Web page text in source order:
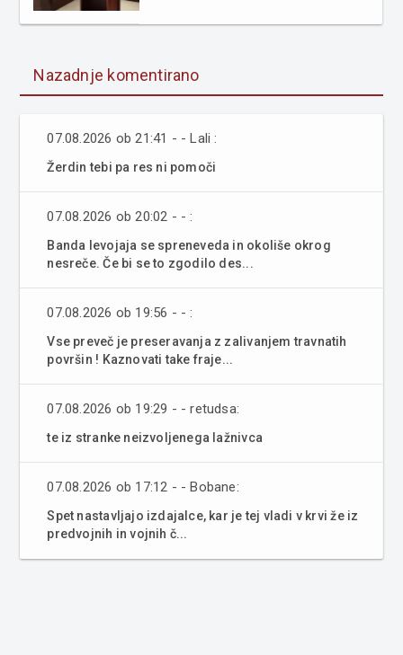
Nazadnje komentirano
07.08.2026 ob 21:41 - - Lali :
Žerdin tebi pa res ni pomoči
07.08.2026 ob 20:02 - - :
Banda levojaja se spreneveda in okoliše okrog
nesreče. Če bi se to zgodilo des...
07.08.2026 ob 19:56 - - :
Vse preveč je preseravanja z zalivanjem travnatih
površin ! Kaznovati take fraje...
07.08.2026 ob 19:29 - - retudsa:
te iz stranke neizvoljenega lažnivca
07.08.2026 ob 17:12 - - Bobane:
Spet nastavljajo izdajalce, kar je tej vladi v krvi že iz
predvojnih in vojnih č...